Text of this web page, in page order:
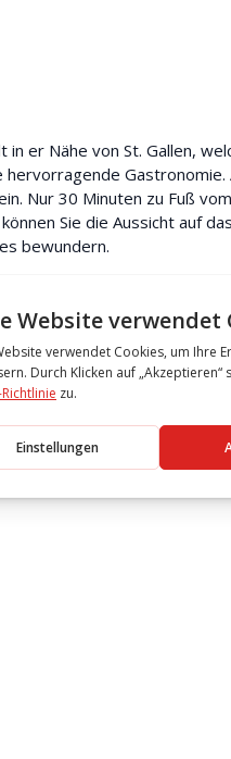
er Nähe von St. Gallen,
Nur 30 Minuten zu Fuß
Sie die Aussicht auf
bewundern.